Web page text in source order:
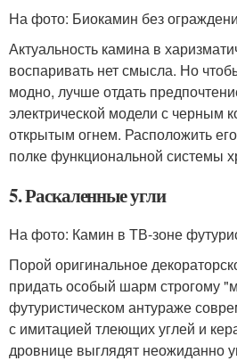
На фото: Биокамин без
Актуальность камина в
воспаривать нет смысла. Но
модно, лучше отдать
электрической модели с черным
открытым огнем. Расположить
полке функциональной системы
5. Раскаленные угли
На фото: Камин в ТВ-зоне
Порой оригинальное
придать особый шарм строгому
футуристическом антураже
с имитацией тлеющих углей и
дровнице выглядят неожиданно